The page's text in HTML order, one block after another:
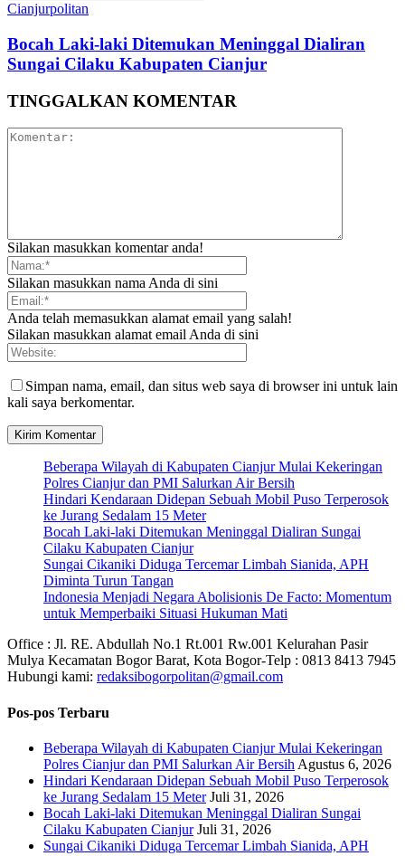
Cianjurpolitan
Bocah Laki-laki Ditemukan Meninggal Dialiran
Sungai Cilaku Kabupaten Cianjur
TINGGALKAN KOMENTAR
Silakan masukkan komentar anda!
Silakan masukkan nama Anda di sini
Anda telah memasukkan alamat email yang salah!
Silakan masukkan alamat email Anda di sini
Simpan nama, email, dan situs web saya di browser ini untuk lain
kali saya berkomentar.
Beberapa Wilayah di Kabupaten Cianjur Mulai Kekeringan
Polres Cianjur dan PMI Salurkan Air Bersih
Hindari Kendaraan Didepan Sebuah Mobil Puso Terperosok
ke Jurang Sedalam 15 Meter
Bocah Laki-laki Ditemukan Meninggal Dialiran Sungai
Cilaku Kabupaten Cianjur
Sungai Cikaniki Diduga Tercemar Limbah Sianida, APH
Diminta Turun Tangan
‎Indonesia Menjadi Negara Abolisionis De Facto: Momentum
untuk Memperbaiki Situasi Hukuman Mati
Office : Jl. RE. Abdullah No.1 Rt.001 Rw.001 Kelurahan Pasir
Mulya Kecamatan Bogor Barat, Kota Bogor-Telp : 0813 8413 7945
Hubungi kami: redaksibogorpolitan@gmail.com
Pos-pos Terbaru
Beberapa Wilayah di Kabupaten Cianjur Mulai Kekeringan
Polres Cianjur dan PMI Salurkan Air Bersih Agustus 6, 2026
Hindari Kendaraan Didepan Sebuah Mobil Puso Terperosok
ke Jurang Sedalam 15 Meter Juli 31, 2026
Bocah Laki-laki Ditemukan Meninggal Dialiran Sungai
Cilaku Kabupaten Cianjur Juli 31, 2026
Sungai Cikaniki Diduga Tercemar Limbah Sianida, APH